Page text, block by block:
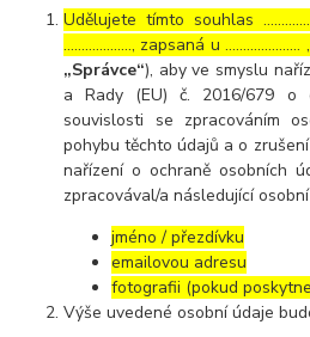
Udělujete tímto souhlas
………………., zapsaná u …………………
„Správce“), aby ve smyslu
a Rady (EU) č. 2016/679 o
souvislosti se zpracováním
pohybu těchto údajů a o
nařízení o ochraně osobních
zpracovával/a následující
jméno / přezdívku
emailovou adresu
fotografii (pokud
Výše uvedené osobní údaje